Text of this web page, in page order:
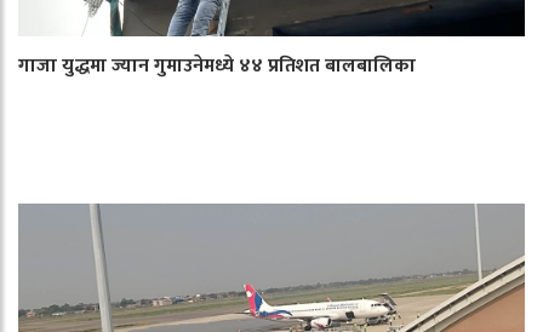
गाजा युद्धमा ज्यान गुमाउनेमध्ये ४४ प्रतिशत बालबालिका